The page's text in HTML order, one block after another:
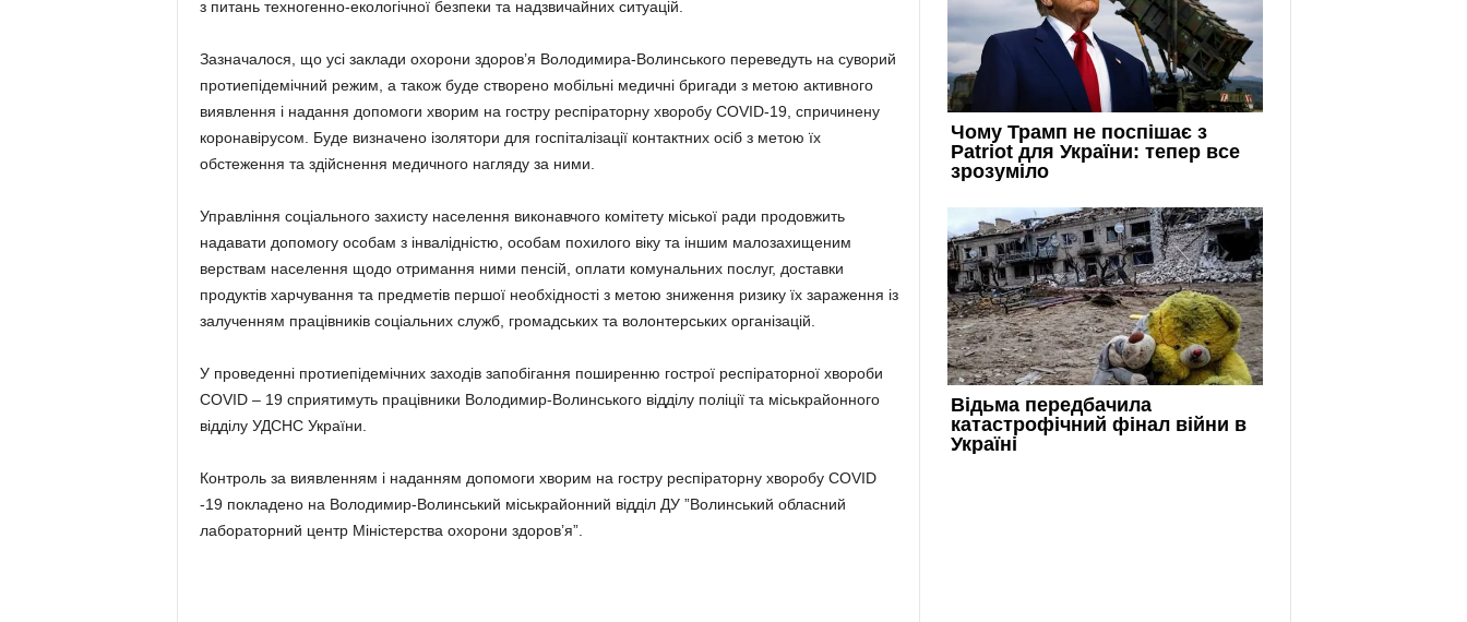
з питань техногенно-екологічної безпеки та надзвичайних ситуацій.
Зазначалося, що усі заклади охорони здоров’я Володимира-Волинського переведуть на суворий
протиепідемічний режим, а також буде створено мобільні медичні бригади з метою активного
виявлення і надання допомоги хворим на гостру респіраторну хворобу COVID-19, спричинену
коронавірусом. Буде визначено ізолятори для госпіталізації контактних осіб з метою їх
обстеження та здійснення медичного нагляду за ними.
Управління соціального захисту населення виконавчого комітету міської ради продовжить
надавати допомогу особам з інвалідністю, особам похилого віку та іншим малозахищеним
верствам населення щодо отримання ними пенсій, оплати комунальних послуг, доставки
продуктів харчування та предметів першої необхідності з метою зниження ризику їх зараження із
залученням працівників соціальних служб, громадських та волонтерських організацій.
У проведенні протиепідемічних заходів запобігання поширенню гострої респіраторної хвороби
COVID – 19 сприятимуть працівники Володимир-Волинського відділу поліції та міськрайонного
відділу УДСНС України.
Контроль за виявленням і наданням допомоги хворим на гостру респіраторну хворобу COVID
-19 покладено на Володимир-Волинський міськрайонний відділ ДУ ”Волинський обласний
лабораторний центр Міністерства охорони здоров’я”.